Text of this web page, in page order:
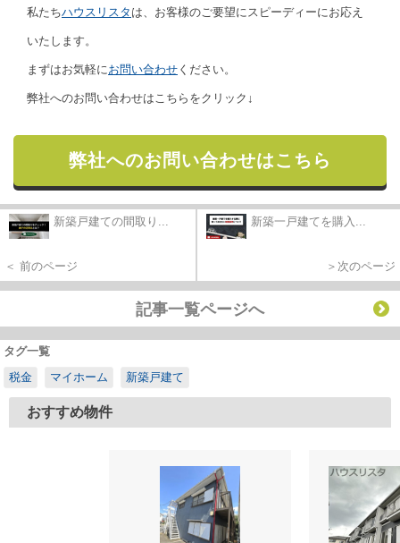
私たちハウスリスタ は、お客様のご要望にスピーディーにお応え
いたします。
まずはお気軽に お問い合わせ ください。
弊社へのお問い合わせはこちらをクリック↓
弊社へのお問い合わせはこちら
新築戸建ての間取り...
＜ 前のページ
新築一戸建てを購入...
＞次のページ
記事一覧ページへ
タグ一覧
税金
マイホーム 新築戸建て
おすすめ物件